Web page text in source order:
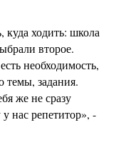
ходить: школа
второе.
необходимость,
темы, задания.
же не сразу
нас репетитор», -